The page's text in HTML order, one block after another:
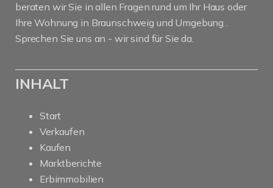
beraten wir Sie in allen Fragen rund um Ihr Haus oder
Ihre Wohnung in Braunschweig und Umgebung .
Sprechen Sie uns an - wir sind für Sie da.
INHALT
Start
Verkaufen
Kaufen
Marktberichte
Erbimmobilien